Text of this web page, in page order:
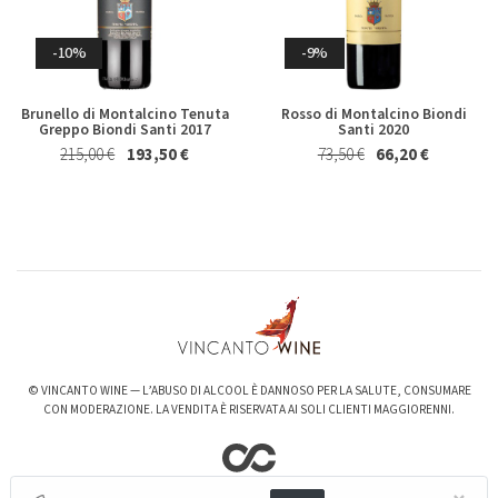
Riesling Herzu Ettore
Germano 2023
27,40 € 25,50 €
Rosso Piceno Superiore
Brecciarolo Velenosi 2022
Magnum 1,5 Lt
20,50 € 19,50 €
Valpolicella Ripasso Bertani
15,50 € 14,50 €
kurni Oasi degli Angeli 2022
128,00 € 124,00 €
-10%
Brunello di Montalcino Tenuta
Greppo Biondi Santi 2017
215,00 € 193,50 €
-9%
Rosso di Montalcino Biondi
Santi 2020
73,50 € 66,20 €
© VINCANTO WINE — L’ABUSO DI ALCOOL È DANNOSO PER LA SALUTE, CONSUMARE
CON MODERAZIONE. LA VENDITA È RISERVATA AI SOLI CLIENTI MAGGIORENNI.
Whisky & Whiskey